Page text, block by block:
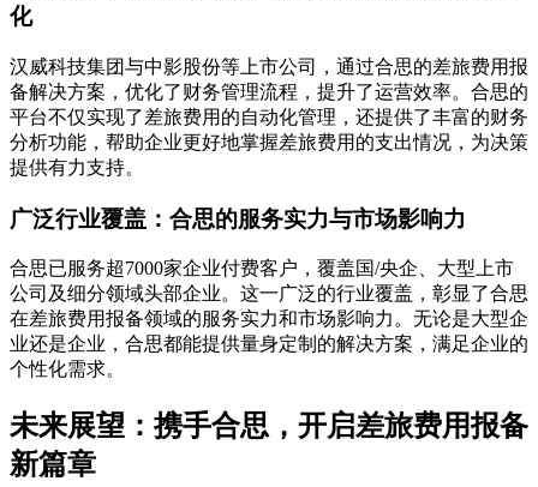
化
汉威科技集团与中影股份等上市公司，通过合思的差旅费用报
备解决方案，优化了财务管理流程，提升了运营效率。合思的
平台不仅实现了差旅费用的自动化管理，还提供了丰富的财务
分析功能，帮助企业更好地掌握差旅费用的支出情况，为决策
提供有力支持。
广泛行业覆盖：合思的服务实力与市场影响力
合思已服务超7000家企业付费客户，覆盖国/央企、大型上市
公司及细分领域头部企业。这一广泛的行业覆盖，彰显了合思
在差旅费用报备领域的服务实力和市场影响力。无论是大型企
业还是企业，合思都能提供量身定制的解决方案，满足企业的
个性化需求。
未来展望：携手合思，开启差旅费用报备
新篇章